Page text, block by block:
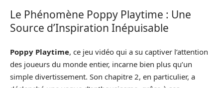
Le Phénomène Poppy Playtime : Une
Source d’Inspiration Inépuisable
Poppy Playtime, ce jeu vidéo qui a su captiver l’attention
des joueurs du monde entier, incarne bien plus qu’un
simple divertissement. Son chapitre 2, en particulier, a